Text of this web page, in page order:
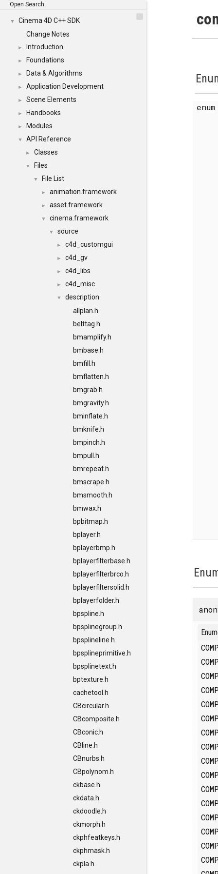
Open Search
▼
Cinema 4D C++ SDK
Change Notes
► Introduction
► Foundations
► Data & Algorithms
► Application Development
► Scene Elements
► Handbooks
► Modules
▼ API Reference
► Classes
▼ Files
▼ File List
► animation.framework
► asset.framework
▼ cinema.framework
▼ source
► c4d_customgui
► c4d_gv
► c4d_libs
► c4d_misc
▼
description
allplan.h
belttag.h
bmamplify.h
bmbase.h
bmfill.h
bmflatten.h
bmgrab.h
bmgravity.h
bminflate.h
bmknife.h
bmpinch.h
bmpull.h
bmrepeat.h
bmscrape.h
bmsmooth.h
bmwax.h
bpbitmap.h
bplayer.h
bplayerbmp.h
bplayerfilterbase.h
bplayerfilterbrco.h
bplayerfiltersolid.h
bplayerfolder.h
bpspline.h
bpsplinegroup.h
bpsplineline.h
bpsplineprimitive.h
bpsplinetext.h
bptexture.h
cachetool.h
CBcircular.h
CBcomposite.h
CBconic.h
CBline.h
CBnurbs.h
CBpolynom.h
ckbase.h
ckdata.h
ckdoodle.h
ckmorph.h
ckphfeatkeys.h
ckphmask.h
ckpla.h